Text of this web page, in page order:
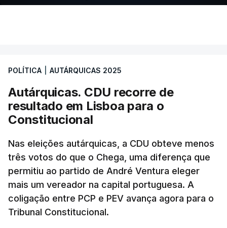
POLÍTICA AUTÁRQUICAS 2025
Autárquicas. CDU recorre de
resultado em Lisboa para o
Constitucional
Nas eleições autárquicas, a CDU obteve menos
três votos do que o Chega, uma diferença que
permitiu ao partido de André Ventura eleger
mais um vereador na capital portuguesa. A
coligação entre PCP e PEV avança agora para o
Tribunal Constitucional.